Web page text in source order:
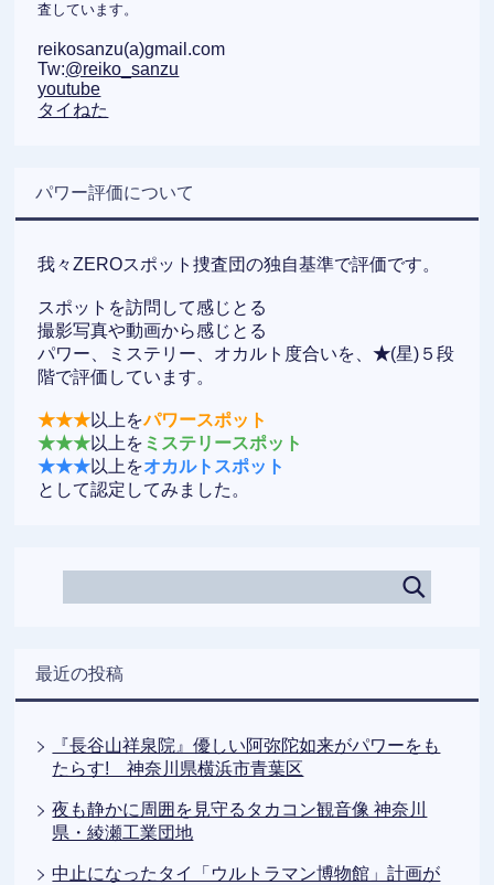
査しています。
reikosanzu(a)gmail.com
Tw:@reiko_sanzu
youtube
タイねた
パワー評価について
我々ZEROスポット捜査団の独自基準で評価です。
スポットを訪問して感じとる
撮影写真や動画から感じとる
パワー、ミステリー、オカルト度合いを、★(星)５段
階で評価しています。
★★★以上をパワースポット
★★★以上を ミステリースポット
★★★以上をオカルトスポット
として認定してみました。
最近の投稿
『長谷山祥泉院』優しい阿弥陀如来がパワーをも
たらす! 神奈川県横浜市青葉区
夜も静かに周囲を見守るタカコン観音像 神奈川
県・綾瀬工業団地
中止になったタイ「ウルトラマン博物館」計画が